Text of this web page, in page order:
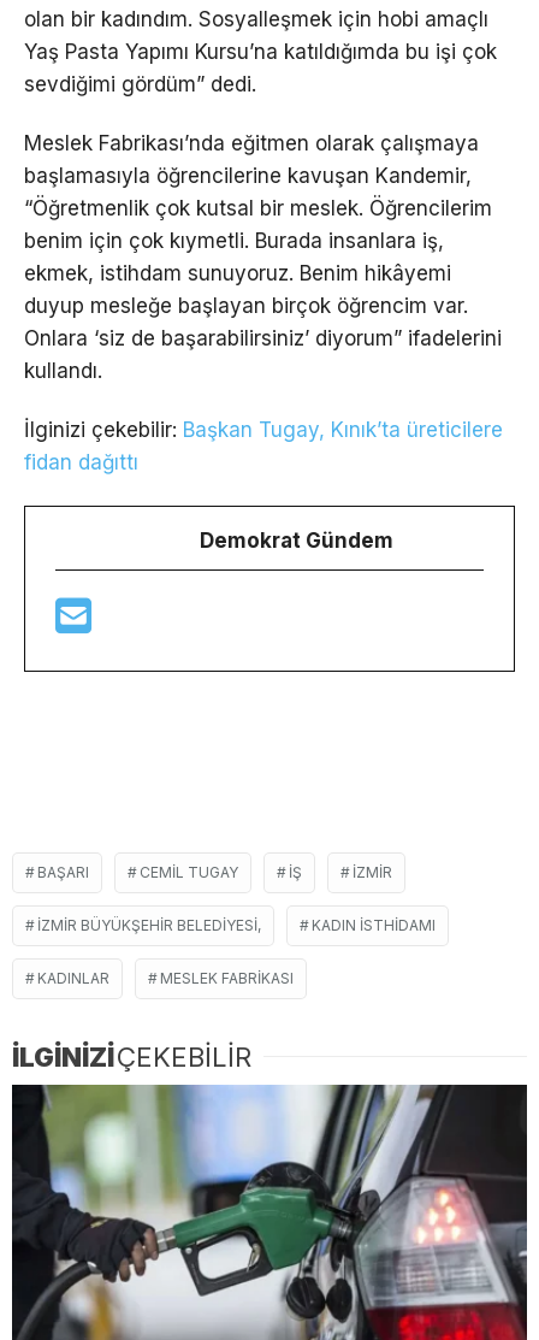
olan bir kadındım. Sosyalleşmek için hobi amaçlı
Yaş Pasta Yapımı Kursu’na katıldığımda bu işi çok
sevdiğimi gördüm” dedi.
Meslek Fabrikası’nda eğitmen olarak çalışmaya
başlamasıyla öğrencilerine kavuşan Kandemir,
“Öğretmenlik çok kutsal bir meslek. Öğrencilerim
benim için çok kıymetli. Burada insanlara iş,
ekmek, istihdam sunuyoruz. Benim hikâyemi
duyup mesleğe başlayan birçok öğrencim var.
Onlara ‘siz de başarabilirsiniz’ diyorum” ifadelerini
kullandı.
İlginizi çekebilir: Başkan Tugay, Kınık’ta üreticilere
fidan dağıttı
Demokrat Gündem
BAŞARI CEMIL TUGAY IŞ İZMIR
İZMIR BÜYÜKŞEHIR BELEDIYESI, KADIN ISTHIDAMI
KADINLAR MESLEK FABRIKASI
İLGİNİZİÇEKEBİLİR